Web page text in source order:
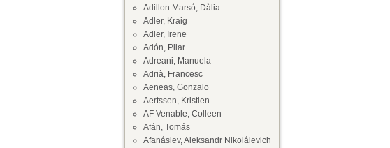
Adillon Marsó, Dàlia
Adler, Kraig
Adler, Irene
Adón, Pilar
Adreani, Manuela
Adrià, Francesc
Aeneas, Gonzalo
Aertssen, Kristien
AF Venable, Colleen
Afán, Tomás
Afanásiev, Aleksandr Nikoláievich